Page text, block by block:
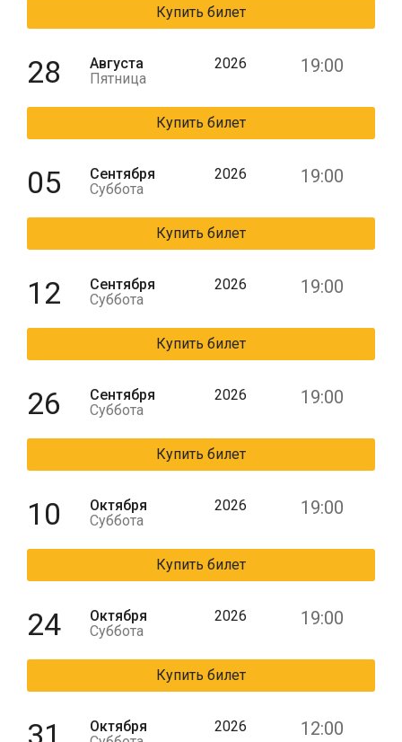
Купить билет
28
Августа
Пятница
2026 19:00
Купить билет
05
Сентября
Суббота
2026 19:00
Купить билет
12
Сентября
Суббота
2026 19:00
Купить билет
26
Сентября
Суббота
2026 19:00
Купить билет
10
Октября
Суббота
2026 19:00
Купить билет
24
Октября
Суббота
2026 19:00
Купить билет
31
Октября
2026 12:00